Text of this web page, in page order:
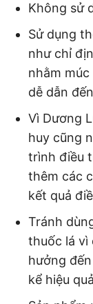
Không sử
Sử dụng
như chỉ
nhằm
dễ dẫn
Vì Dương
huy cũng
trình điều
thêm các
kết quả
Tránh
thuốc lá vì
hưởng
kể hiệu